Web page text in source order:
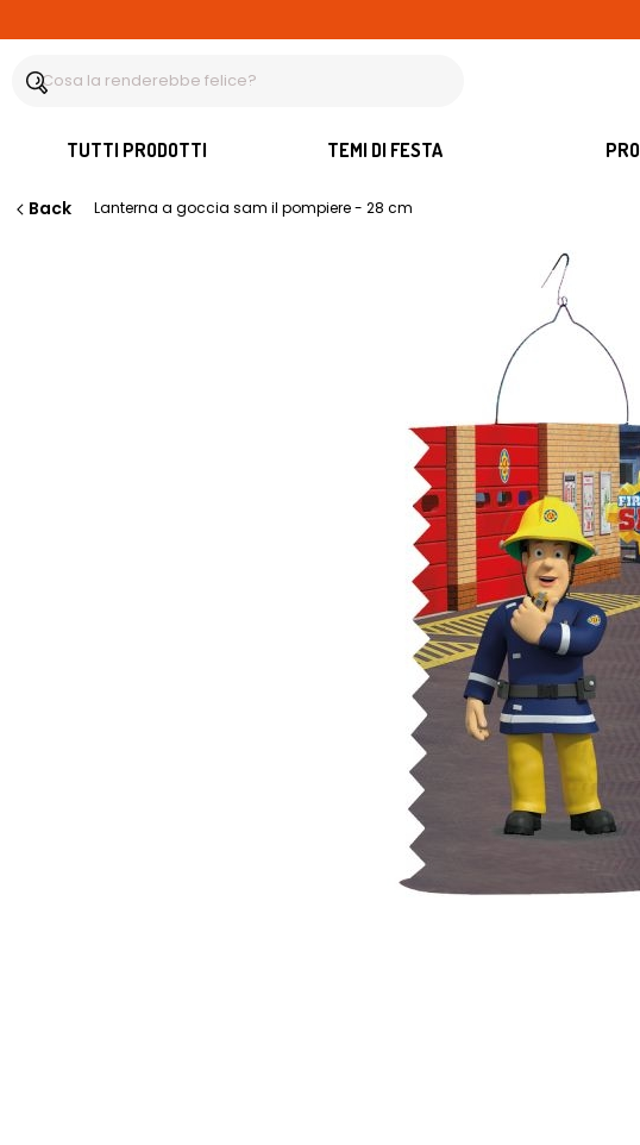
TUTTI PRODOTTI TEMI DI FESTA
Back Lanterna a goccia sam il pompiere - 28 cm